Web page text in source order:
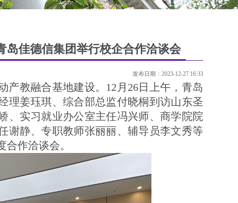
岛佳德信集团举行校企合作洽谈会
发布日期：2023-12-27 16:33
教融合基地建设。12月26日上午，青岛
理姜珏琪、综合部总监付晓桐到访山东圣
、实习就业办公室主任冯兴师、商学院院
谢静、专职教师张丽丽、辅导员李文秀等
作洽谈会。